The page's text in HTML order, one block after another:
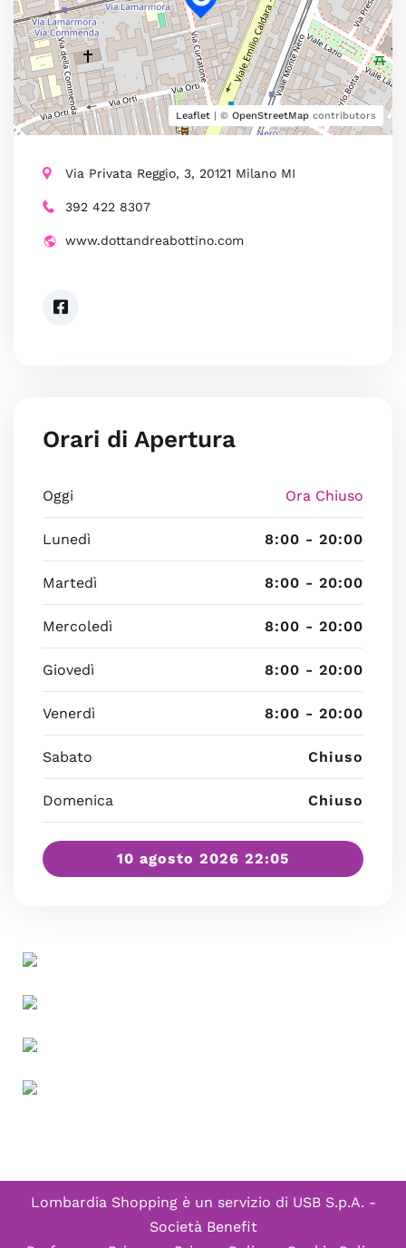
Leaflet | © OpenStreetMap contributors
Via Privata Reggio, 3, 20121 Milano MI
392 422 8307
www.dottandreabottino.com
Orari di Apertura
Oggi Ora Chiuso
Lunedì 8:00 - 20:00
Martedì 8:00 - 20:00
Mercoledì 8:00 - 20:00
Giovedì 8:00 - 20:00
Venerdì 8:00 - 20:00
Sabato Chiuso
Domenica Chiuso
10 agosto 2026 22:05
Lombardia Shopping è un servizio di USB S.p.A. -
Società Benefit